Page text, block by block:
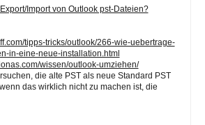
Import von Outlook pst-Dateien?
tipps-tricks/outlook/266-wie-uebertrage-
in-eine-neue-installation.html
wissen/outlook-umziehen/
die alte PST als neue Standard PST
das wirklich nicht zu machen ist, die